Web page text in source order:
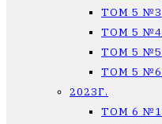
ТОМ 5 №3
ТОМ 5 №4
ТОМ 5 №5
ТОМ 5 №6
2023Г.
ТОМ 6 №1